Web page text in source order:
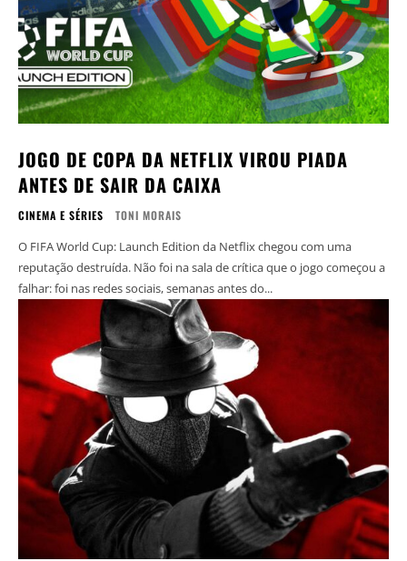
JOGO DE COPA DA NETFLIX VIROU PIADA
ANTES DE SAIR DA CAIXA
CINEMA E SÉRIES TONI MORAIS
O FIFA World Cup: Launch Edition da Netflix chegou com uma
reputação destruída. Não foi na sala de crítica que o jogo começou a
falhar: foi nas redes sociais, semanas antes do...